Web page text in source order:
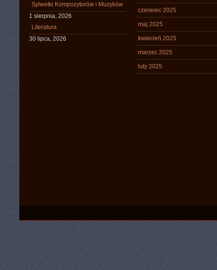
Sylwetki Kompozytorów i Muzyków
1 sierpnia, 2026
Literatura
30 lipca, 2026
czerwiec 2025
maj 2025
kwiecień 2025
marzec 2025
luty 2025